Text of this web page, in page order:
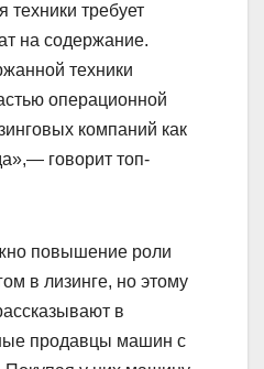
техники требует
на содержание.
техники
операционной
компаний как
говорит топ-
повышение роли
в лизинге, но этому
в
продавцы машин с